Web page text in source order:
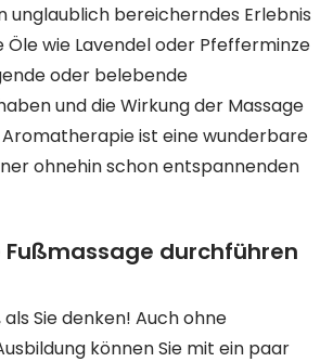
unglaublich bereicherndes Erlebnis
Öle wie Lavendel oder Pfefferminze
oder belebende
und die Wirkung der Massage
ist eine wunderbare
ohnehin schon entspannenden
Fußmassage durchführen
Sie denken! Auch ohne
können Sie mit ein paar